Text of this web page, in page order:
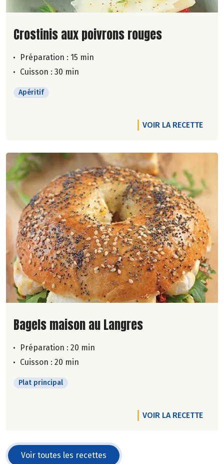
Lire la suite de la recette
Crostinis aux poivrons rouges
Préparation : 15 min
Cuisson : 30 min
Apéritif
VOIR LA RECETTE
Lire la suite de la recette
Bagels maison au Langres
Préparation : 20 min
Cuisson : 20 min
Plat principal
VOIR LA RECETTE
Voir toutes les recettes